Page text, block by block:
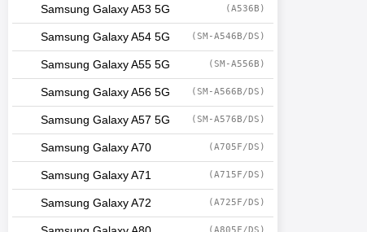
Samsung Galaxy A53 5G (A536B)
Samsung Galaxy A54 5G (SM-A546B/DS)
Samsung Galaxy A55 5G (SM-A556B)
Samsung Galaxy A56 5G (SM-A566B/DS)
Samsung Galaxy A57 5G (SM-A576B/DS)
Samsung Galaxy A70 (A705F/DS)
Samsung Galaxy A71 (A715F/DS)
Samsung Galaxy A72 (A725F/DS)